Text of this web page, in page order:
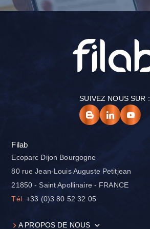
SUIVEZ NOUS SUR :
Filab
Ecoparc Dijon Bourgogne
80 rue Jean-Louis Auguste Petitjean
21850 - Saint Apollinaire - FRANCE
Tél. +33 (0)3 80 52 32 05
A PROPOS DE NOUS